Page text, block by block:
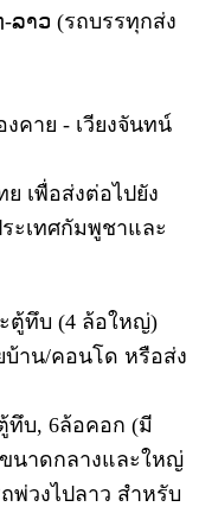
ລາວ (รถบรรทุกส่ง
คาย - เวียงจันทน์
เพื่อส่งต่อไปยัง
ะเทศกัมพูชาและ
ตู้ทึบ (4 ล้อใหญ่)
าน/คอนโด หรือส่ง
ทึบ, 6ล้อคอก (มี
นาดกลางและใหญ่
วงไปลาว สำหรับ